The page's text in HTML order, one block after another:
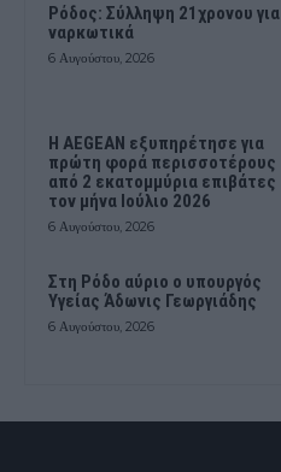
Ρόδος: Σύλληψη 21χρονου για
ναρκωτικά
6 Αυγούστου, 2026
Η AEGEAN εξυπηρέτησε για
πρώτη φορά περισσοτέρους
από 2 εκατομμύρια επιβάτες
τον μήνα Ιούλιο 2026
6 Αυγούστου, 2026
Στη Ρόδο αύριο ο υπουργός
Υγείας Άδωνις Γεωργιάδης
6 Αυγούστου, 2026